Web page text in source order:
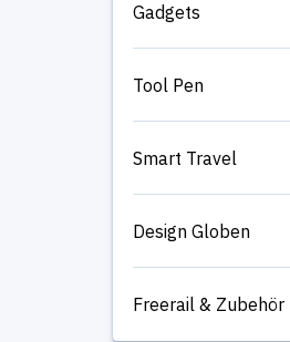
Gadgets
Tool Pen
Smart Travel
Design Globen
Freerail & Zubehör